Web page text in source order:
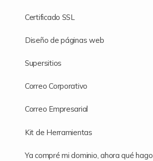
Certificado SSL
Diseño de páginas web
Supersitios
Correo Corporativo
Correo Empresarial
Kit de Herramientas
Ya compré mi dominio, ahora qué hago